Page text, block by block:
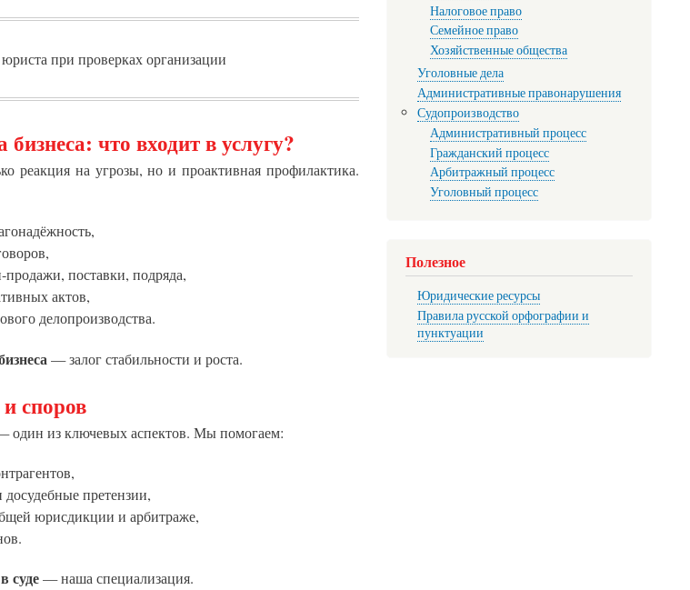
что входит в услугу?
реакция на угрозы, но и проактивная профилактика.
поставки, подряда,
актов,
делопроизводства.
— залог стабильности и роста.
споров
из ключевых аспектов. Мы помогаем:
претензии,
юрисдикции и арбитраже,
в суде— наша специализация.
Налоговое право
Семейное право
Хозяйственные общества
Уголовные дела
Административные правонарушения
Судопроизводство
Административный процесс
Гражданский процесс
Арбитражный процесс
Уголовный процесс
Полезное
Юридические ресурсы
Правила русской орфографии и
пунктуации